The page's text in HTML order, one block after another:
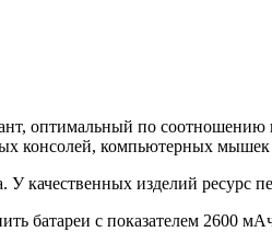
оптимальный по
консолей, компьютерных мышек
качественных изделий ресурс
батареи с показателем 2600